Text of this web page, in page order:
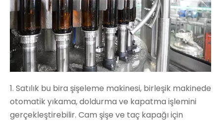
1. Satılık bu bira şişeleme makinesi, birleşik makinede
otomatik yıkama, doldurma ve kapatma işlemini
gerçekleştirebilir. Cam şişe ve taç kapağı için